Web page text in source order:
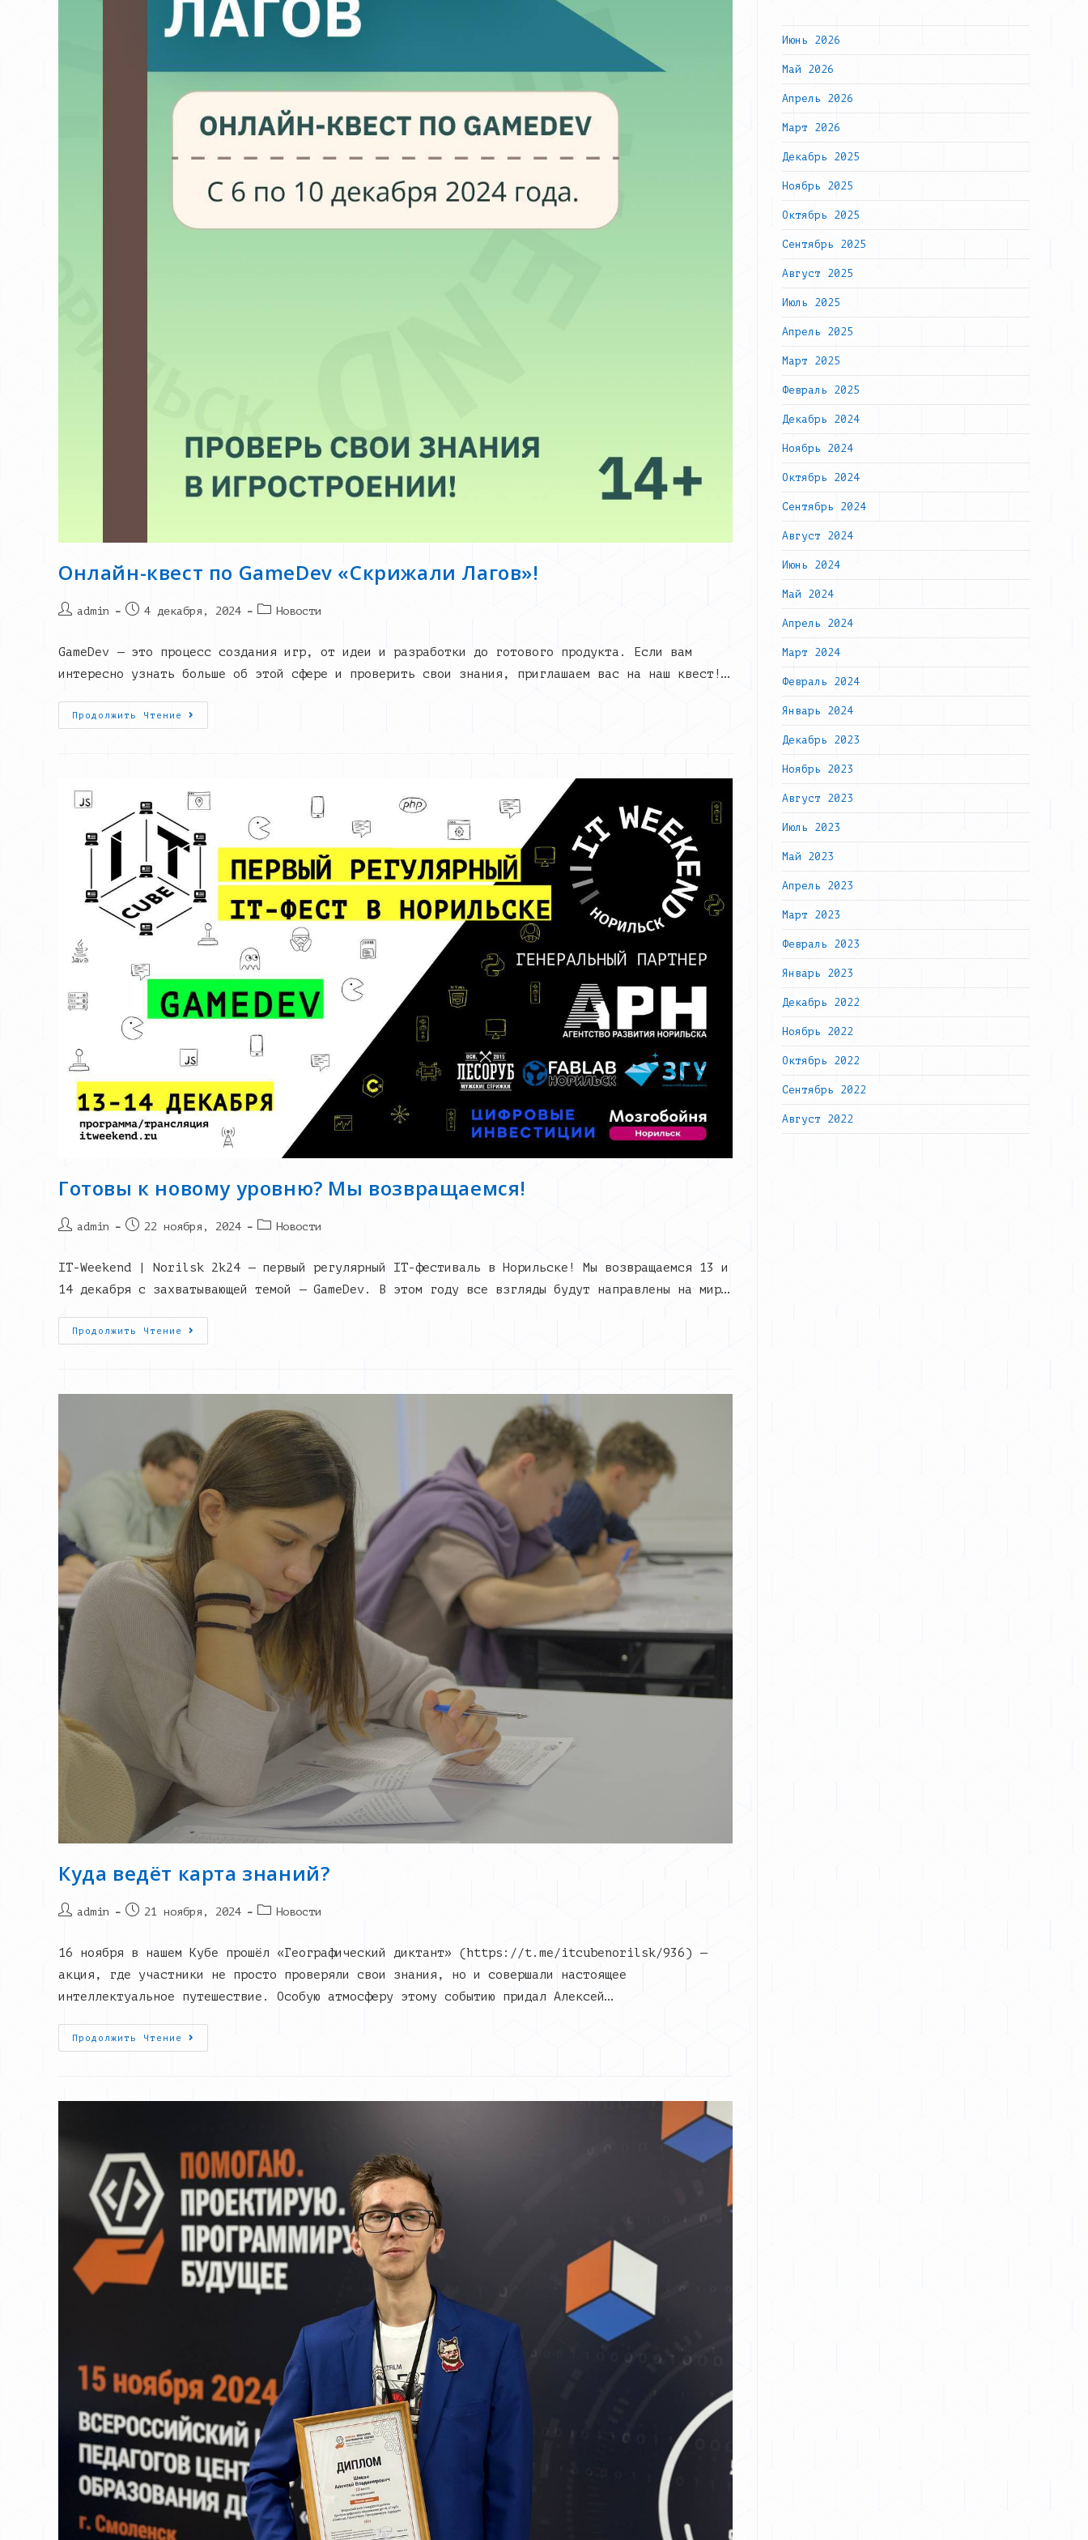
Онлайн-квест по GameDev «Скрижали Лагов»!
Postadmin
Запись4 декабря, 2024
PostНовости
GameDev — это процесс создания игр, от идеи и разработки до готового продукта. Если вам
интересно узнать больше об этой сфере и проверить свои знания, приглашаем вас на наш квест!…
Продолжить Чтение
Онлайн-
Квест
Готовы к новому уровню? Мы возвращаемся!
Postadmin
Запись22 ноября, 2024
PostНовости
IT-Weekend | Norilsk 2k24 — первый регулярный IT-фестиваль в Норильске! Мы возвращаемся 13 и
14 декабря с захватывающей темой — GameDev. В этом году все взгляды будут направлены на мир…
Продолжить Чтение
Готовы
К
Куда ведёт карта знаний?
Postadmin
Запись21 ноября, 2024
PostНовости
16 ноября в нашем Кубе прошёл «Географический диктант» (https://t.me/itcubenorilsk/936) —
акция, где участники не просто проверяли свои знания, но и совершали настоящее
интеллектуальное путешествие. Особую атмосферу этому событию придал Алексей…
Продолжить Чтение
Куда
Ведёт
Июнь 2026
Май 2026
Апрель 2026
Март 2026
Декабрь 2025
Ноябрь 2025
Октябрь 2025
Сентябрь 2025
Август 2025
Июль 2025
Апрель 2025
Март 2025
Февраль 2025
Декабрь 2024
Ноябрь 2024
Октябрь 2024
Сентябрь 2024
Август 2024
Июнь 2024
Май 2024
Апрель 2024
Март 2024
Февраль 2024
Январь 2024
Декабрь 2023
Ноябрь 2023
Август 2023
Июль 2023
Май 2023
Апрель 2023
Март 2023
Февраль 2023
Январь 2023
Декабрь 2022
Ноябрь 2022
Октябрь 2022
Сентябрь 2022
Август 2022